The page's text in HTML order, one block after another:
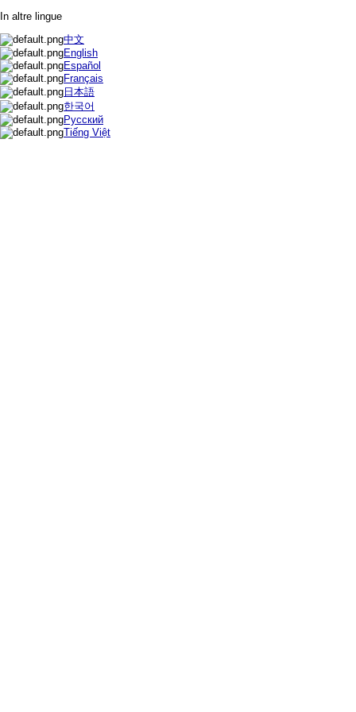
In altre lingue
中文
English
Español
Français
日本語
한국어
Русский
Tiếng Việt